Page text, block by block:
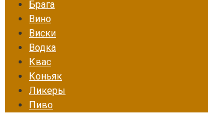
Брага
Вино
Виски
Водка
Квас
Коньяк
Ликеры
Пиво